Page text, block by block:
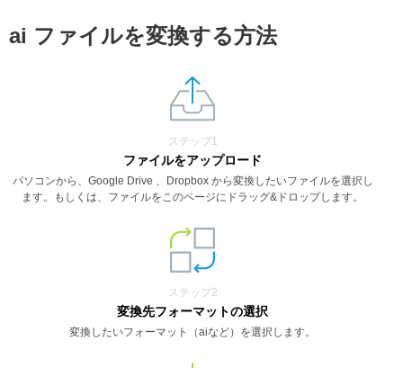
ai ファイルを変換する方法
ステップ1
ファイルをアップロード
パソコンから、Google Drive 、Dropbox から変換したいファイルを選択し
ます。もしくは、ファイルをこのページにドラッグ&ドロップします。
ステップ2
変換先フォーマットの選択
変換したいフォーマット（aiなど）を選択します。